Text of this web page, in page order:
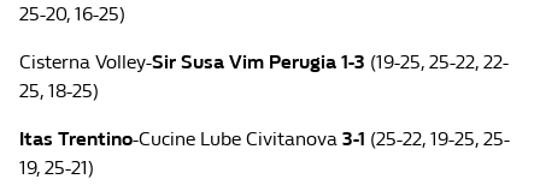
25-20, 16-25)
Cisterna Volley-Sir Susa Vim Perugia 1-3 (19-25, 25-22, 22-
25, 18-25)
Itas Trentino-Cucine Lube Civitanova 3-1 (25-22, 19-25, 25-
19, 25-21)